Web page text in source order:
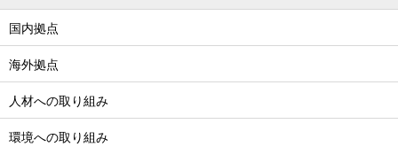
国内拠点
海外拠点
人材への取り組み
環境への取り組み